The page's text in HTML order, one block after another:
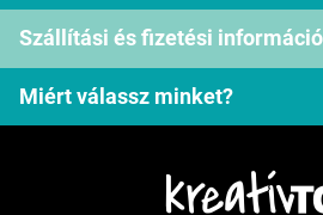
Szállítási és fizetési
Miért válassz minket?